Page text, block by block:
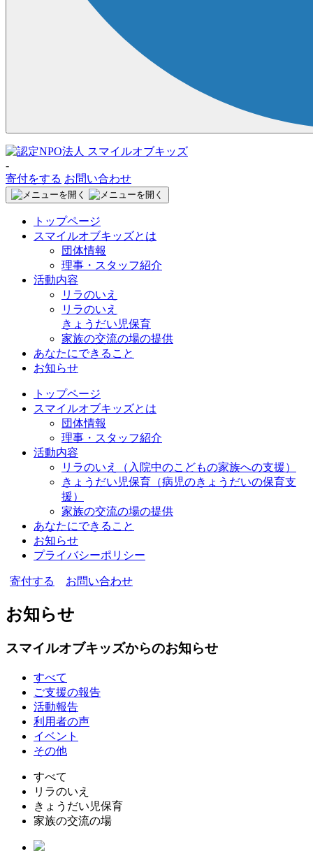
-
寄付をする お問い合わせ
トップページ
スマイルオブキッズとは
団体情報
理事・スタッフ紹介
活動内容
リラのいえ
リラのいえ
きょうだい児保育
家族の交流の場の提供
あなたにできること
お知らせ
トップページ
スマイルオブキッズとは
団体情報
理事・スタッフ紹介
活動内容
リラのいえ
（入院中のこどもの家族への支援）
きょうだい児保育 （病児のきょうだいの保育支
援）
家族の交流の場の提供
あなたにできること
お知らせ
プライバシーポリシー
寄付する お問い合わせ
お知らせ
スマイルオブキッズからのお知らせ
すべて
ご支援の報告
活動報告
利用者の声
イベント
その他
すべて
リラのいえ
きょうだい児保育
家族の交流の場